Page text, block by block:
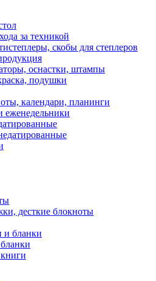
за техникой
скобы для степлеров
оснастки, штампы
подушки
календари, планинги
еженедельники
десткие блокноты
и бланки